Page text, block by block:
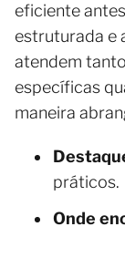
eficiente
estruturada e
atendem
específicas
maneira
práticos.
Onde